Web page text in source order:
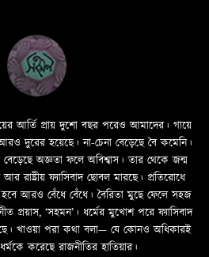
আর্তি প্রায় দুশো বছর পরেও আমাদের। গায়ে
দুরের হয়েছে। না-চেনা বেড়েছে বৈ কমেনি।
অজ্ঞতা ফলে অবিশ্বাস। তার থেকে জন্ম
রাষ্ট্রীয় ফ্যাসিবাদ ছোবল মারছে। প্রতিরোধে
আরও বেঁধে বেঁধে। বৈরিতা মুছে ফেলে সহজ
প্রয়াস, ‘সহমন’। ধর্মের মুখোশ পরে ফ্যাসিবাদ
খাওয়া পরা কথা বলা—­­ যে কোনও অধিকারই
করেছে রাজনীতির হাতিয়ার।